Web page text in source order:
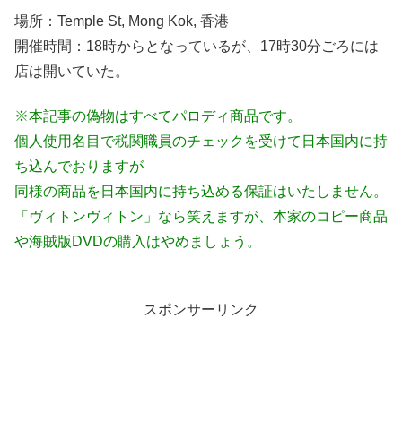
場所：Temple St, Mong Kok, 香港
開催時間：18時からとなっているが、17時30分ごろには
店は開いていた。
※本記事の偽物はすべてパロディ商品です。
個人使用名目で税関職員のチェックを受けて日本国内に持
ち込んでおりますが
同様の商品を日本国内に持ち込める保証はいたしません。
「ヴィトンヴィトン」なら笑えますが、本家のコピー商品
や海賊版DVDの購入はやめましょう。
スポンサーリンク